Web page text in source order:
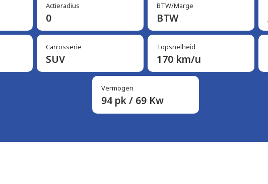
Actieradius
0
BTW/Marge
BTW
Carrosserie
SUV
Topsnelheid
170 km/u
Vermogen
94 pk / 69 Kw